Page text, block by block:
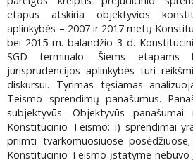
etapus atskiria objektyvios
aplinkybės – 2007 ir 2017 metų
bei 2015 m. balandžio 3 d.
SGD terminalo. Šiems etapams
jurisprudencijos aplinkybės turi
diskursui. Tyrimas tęsiamas
Teismo sprendimų panašumus.
subjektyvūs. Objektyvūs
Konstitucinio Teismo: i) sprendimai
priimti tvarkomuosiuose
Konstitucinio Teismo įstatyme